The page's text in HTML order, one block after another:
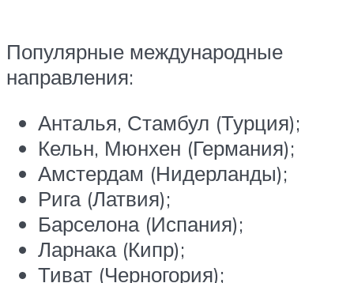
Популярные международные
направления:
Анталья, Стамбул (Турция);
Кельн, Мюнхен (Германия);
Амстердам (Нидерланды);
Рига (Латвия);
Барселона (Испания);
Ларнака (Кипр);
Тиват (Черногория);